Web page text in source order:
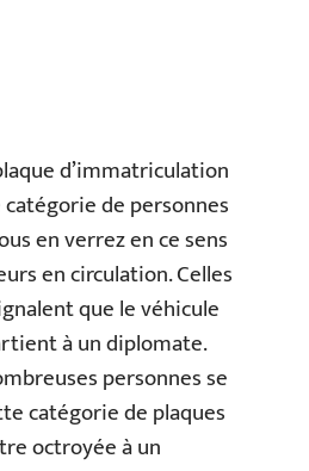
d’immatriculation
de personnes
en verrez en ce sens
en circulation. Celles
que le véhicule
à un diplomate.
personnes se
catégorie de plaques
octroyée à un